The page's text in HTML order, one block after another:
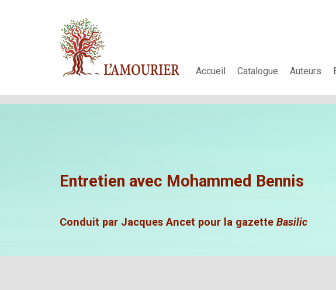
Accueil Catalogue Auteurs
Entretien avec Mohammed Bennis
Conduit par Jacques Ancet pour la gazette Basilic